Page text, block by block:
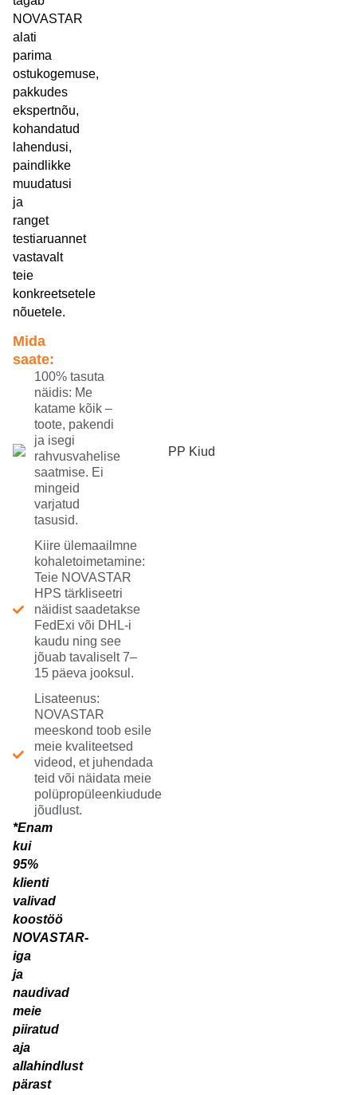
NOVASTAR
alati
parima
ostukogemuse,
pakkudes
ekspertnõu,
kohandatud
lahendusi,
paindlikke
muudatusi
ja
ranget
testiaruannet
vastavalt
teie
konkreetsetele
nõuetele.
Mida
saate:
100% tasuta
näidis: Me
katame kõik –
toote, pakendi
ja isegi
rahvusvahelise
saatmise. Ei
mingeid
varjatud
tasusid.
Kiire ülemaailmne
kohaletoimetamine:
Teie NOVASTAR
HPS tärkliseetri
näidist saadetakse
FedExi või DHL-i
kaudu ning see
jõuab tavaliselt 7–
15 päeva jooksul.
Lisateenus:
NOVASTAR
meeskond toob esile
meie kvaliteetsed
videod, et juhendada
teid või näidata meie
polüpropüleenkiudude
jõudlust.
*Enam
kui
95%
klienti
valivad
koostöö
NOVASTAR-
iga
ja
naudivad
meie
piiratud
aja
allahindlust
pärast